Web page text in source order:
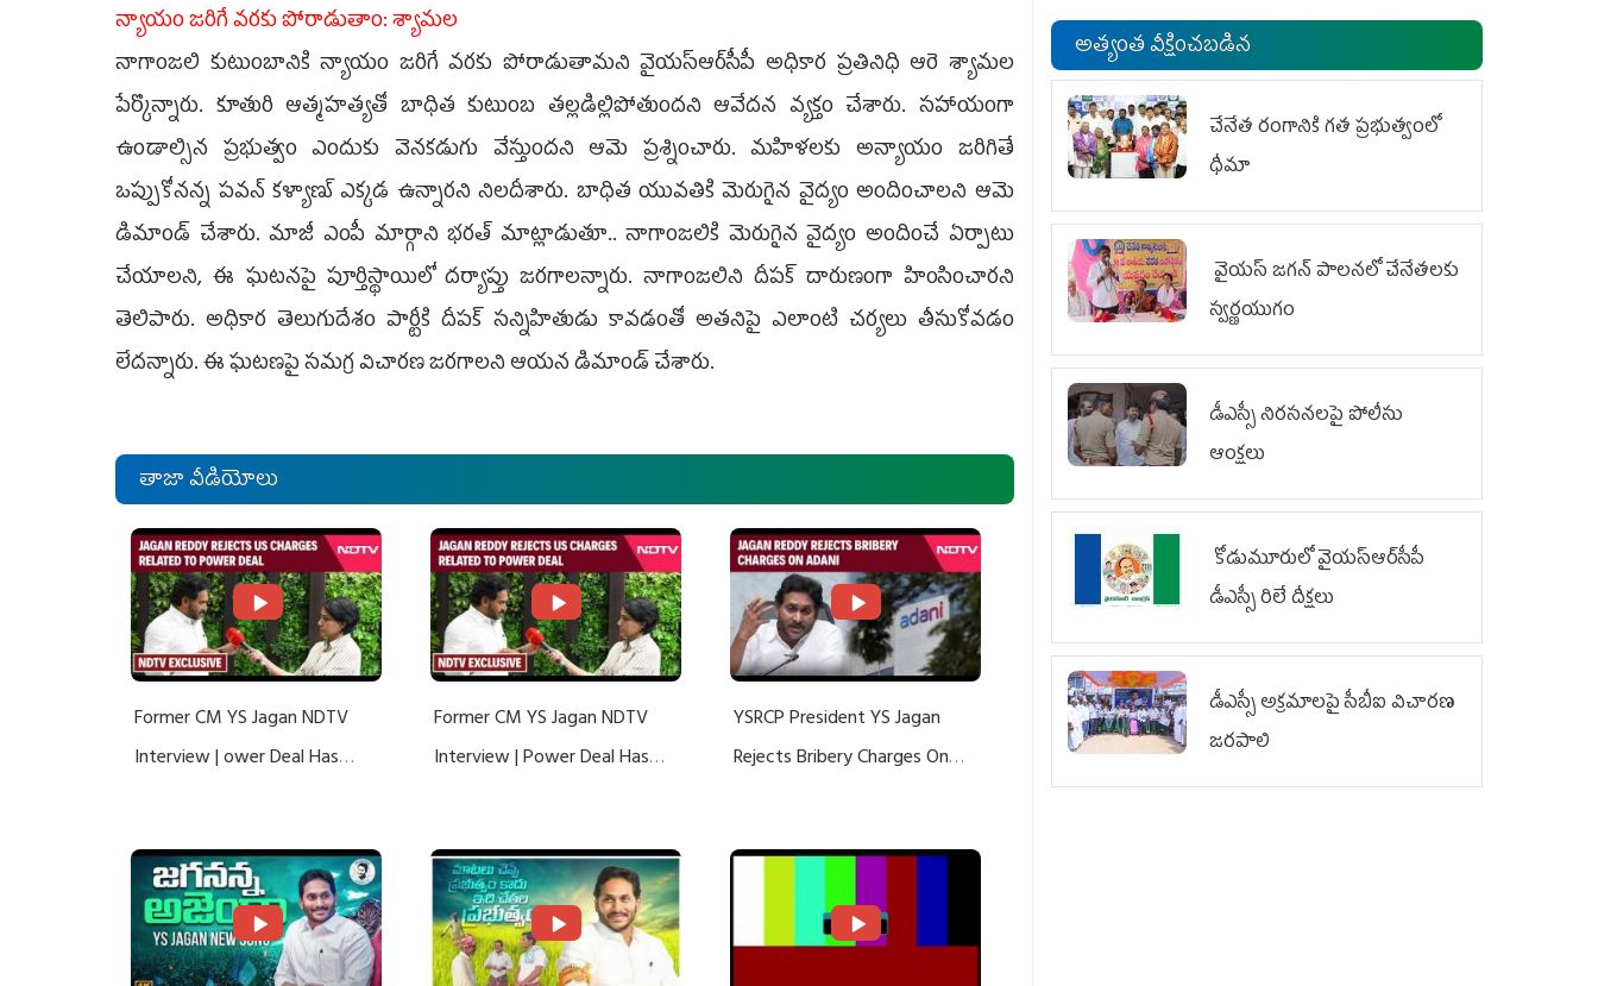
న్యాయం జరిగే వరకు పోరాడుతాం: శ్యామల
నాగాంజ‌లి కుటుంబానికి న్యాయం జ‌రిగే వ‌ర‌కు పోరాడుతామ‌ని వైయ‌స్ఆర్‌సీపీ అధికార ప్ర‌తినిధి ఆరె శ్యామ‌ల
పేర్కొన్నారు. కూతురి ఆత్మ‌హ‌త్య‌తో బాధిత కుటుంబ తల్లడిల్లిపోతుంద‌ని ఆవేద‌న వ్య‌క్తం చేశారు. సహాయంగా
ఉండాల్సిన ప్రభుత్వం ఎందుకు వెనకడుగు వేస్తుంద‌ని ఆమె ప్ర‌శ్నించారు. మహిళలకు అన్యాయం జరిగితే
ఒప్పుకోనన్న పవన్ కళ్యాణ్ ఎక్కడ ఉన్నార‌ని నిల‌దీశారు. బాధిత యువ‌తికి మెరుగైన వైద్యం అందించాల‌ని ఆమె
డిమాండ్ చేశారు. మాజీ ఎంపీ మార్గాని భ‌ర‌త్ మాట్లాడుతూ.. నాగాంజ‌లికి మెరుగైన వైద్యం అందించే ఏర్పాటు
చేయాల‌ని, ఈ ఘటనపై పూర్తిస్థాయిలో దర్యాప్తు జరగాల‌న్నారు. నాగాంజలిని దీప‌క్ దారుణంగా హింసించార‌ని
తెలిపారు. అధికార తెలుగుదేశం పార్టీకి దీప‌క్‌ సన్నిహితుడు కావడంతో అత‌నిపై ఎలాంటి చర్యలు తీసుకోవడం
లేద‌న్నారు. ఈ ఘట‌ణ‌పై సమగ్ర విచారణ జరగాల‌ని ఆయ‌న డిమాండ్ చేశారు.
తాజా వీడియోలు
Former CM YS Jagan NDTV
Interview | ower Deal Has
Former CM YS Jagan NDTV
Interview | Power Deal Has
YSRCP President YS Jagan
Rejects Bribery Charges On
అత్యంత వీక్షించబడిన
చేనేత రంగానికి గత ప్రభుత్వంలో
ధీమా
వైయ‌స్ జగన్ పాలనలో చేనేతలకు
స్వర్ణయుగం
డీఎస్సీ నిరసనలపై పోలీసు
ఆంక్షలు
కోడుమూరులో వైయ‌స్ఆర్‌సీపీ
డీఎస్సీ రిలే దీక్షలు
డీఎస్సీ అక్రమాలపై సీబీఐ విచారణ
జరపాలి